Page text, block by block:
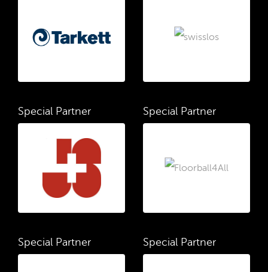
Special Partner Special Partner
Special Partner Special Partner